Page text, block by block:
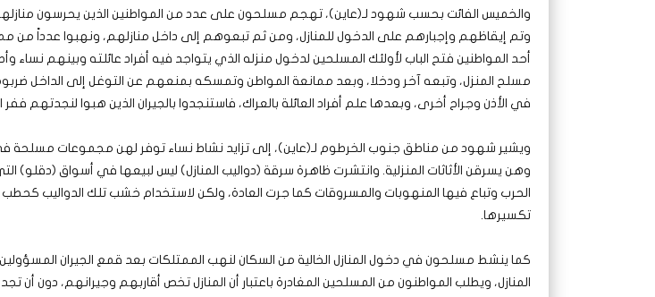
والخميس الفائت بحسب شهود لـ(عاين)، تهجم مسلحون على عدد من المواطنين الذين يحرسون منازلهم
وتم إيقاظهم وإجبارهم على الدخول للمنازل، ومن ثم تبعوهم إلى داخل منازلهم، ونهبوا عدداً من
أحد المواطنين فتح الباب لأولئك المسلحين لدخول منزله الذي يتواجد فيه أفراد عائلته وبينهم نساء
مسلح المنزل، وتبعه آخر ودخلا، وبعد ممانعة المواطن وتمسكه بمنعهم عن التوغل إلى الداخل
في الأذن وجراح أخرى، وبعدها علم أفراد العائلة بالعراك، فاستنجدوا بالجيران الذين هبوا لنجدتهم
ويشير شهود من مناطق جنوب الخرطوم لـ(عاين)، إلى تزايد نشاط نساء توفر لهن مجموعات مسلحة
وهن يسرقن الأثاثات المنزلية. وانتشرت ظاهرة سرقة (دواليب المنازل) ليس لبيعها في أسواق (دقلو)
الحرب وتباع فيها المنهوبات والمسروقات كما جرت العادة، ولكن لاستخدام خشب تلك الدواليب
تكسيرها.
كما ينشط مسلحون في دخول المنازل الخالية من السكان لنهب الممتلكات بعد قمع الجيران
المنازل، ويطلب المواطنون من المسلحين المغادرة باعتبار أن المنازل تخص أقاربهم وجيرانهم، دون أن